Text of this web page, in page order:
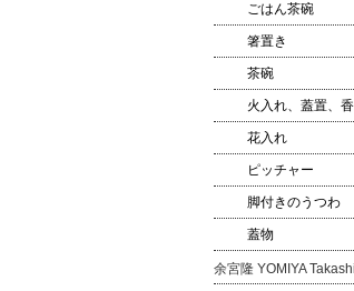
ごはん茶碗
箸置き
茶碗
火入れ、蓋置、
花入れ
ピッチャー
脚付きのうつわ
蓋物
余宮隆 YOMIYA Takashi